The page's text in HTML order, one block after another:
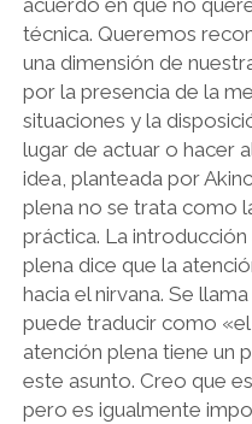
acuerdo en que no
técnica. Queremos
una dimensión de
por la presencia de la
situaciones y la
lugar de actuar o hacer
idea, planteada por
plena no se trata como
práctica. La
plena dice que la
hacia el nirvana. Se llama
puede traducir como «el
atención plena tiene un
este asunto. Creo que
pero es igualmente